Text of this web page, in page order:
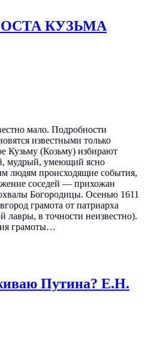
КУЗЬМА
мало. Подробности
известными только
Кузьму (Козьму) избирают
мудрый, умеющий ясно
людям происходящие события,
соседей — прихожан
Богородицы. Осенью 1611
грамота от патриарха
лавры, в точности неизвестно).
грамоты…
Путина? Е.Н.